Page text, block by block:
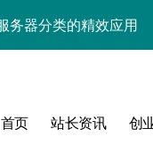
务器分类的精效应用
架构升级增效方案
的编排优化实践
首页 站长资讯 创